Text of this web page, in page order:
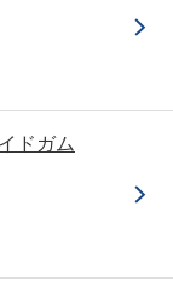
ドガム